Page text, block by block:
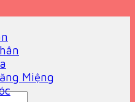
Miệng